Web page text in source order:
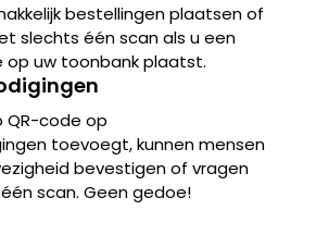
bestellingen plaatsen of
slechts één scan als u een
op uw toonbank plaatst.
QR-code op
toevoegt, kunnen mensen
bevestigen of vragen
scan. Geen gedoe!